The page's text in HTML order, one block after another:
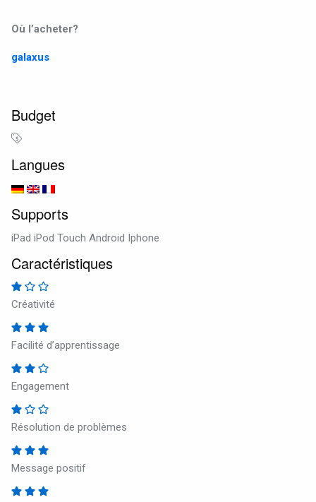
Où l’acheter?
galaxus
Budget
Langues
Supports
iPad iPod Touch Android Iphone
Caractéristiques
Créativité
Facilité d’apprentissage
Engagement
Résolution de problèmes
Message positif